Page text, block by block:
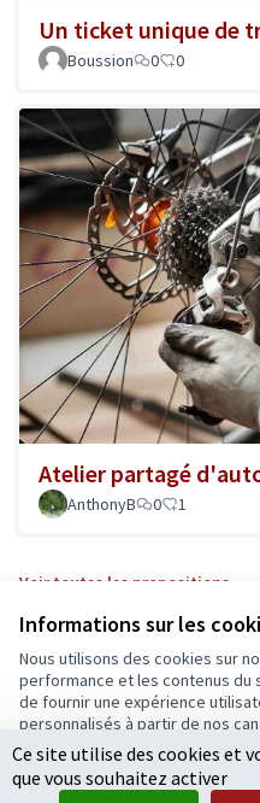
Informations sur les
Nous utilisons des cookies sur
performance et les contenus
de fournir une expérience
personnalisés à partir de nos
Tout
Accepter
Un ticket unique de
Boussion
0 0
Atelier partagé
AnthonyB
0 1
Voir toutes les propositions
Conditions d'utilisation
Paramètres des cookies
Ecrivons Angers sur X
(Lien externe)
Ecrivons Angers sur
(Lien externe)
Ce site utilise des cookies et
que vous souhaitez activer